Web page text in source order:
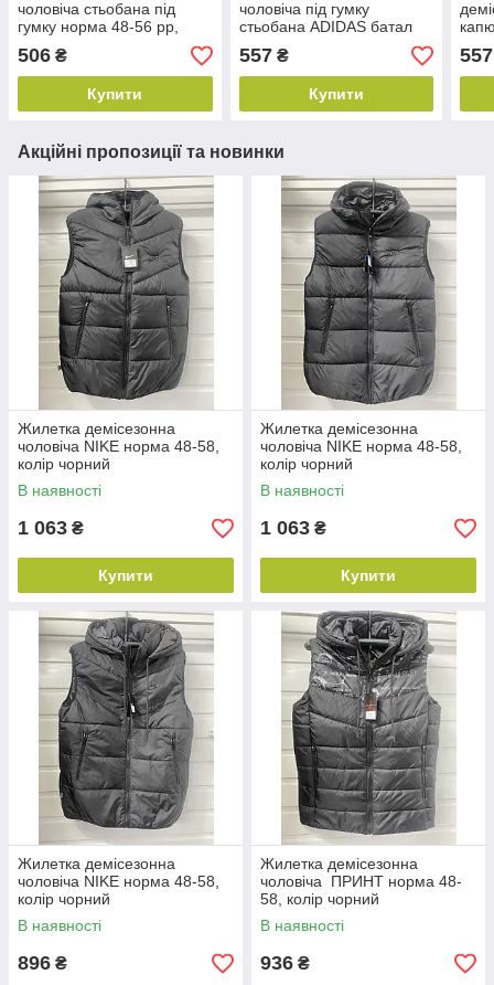
чоловіча стьобана під
гумку норма 48-56 рр,
колір чорний
506 ₴
Купити
чоловіча під гумку
стьобана ADIDAS батал
56-64, колір уточнюйте під
час замовлення
557₴
Купити
557
Акційні пропозиції та новинки
Жилетка демісезонна
чоловіча NIKE норма 48-58,
колір чорний
В наявності
1 063 ₴
Купити
Жилетка демісезонна
чоловіча NIKE норма 48-58,
колір чорний
В наявності
1 063 ₴
Купити
Жилетка демісезонна
чоловіча NIKE норма 48-58,
колір чорний
В наявності
896 ₴
Жилетка демісезонна
чоловіча ПРИНТ норма 48-
58, колір чорний
В наявності
936 ₴